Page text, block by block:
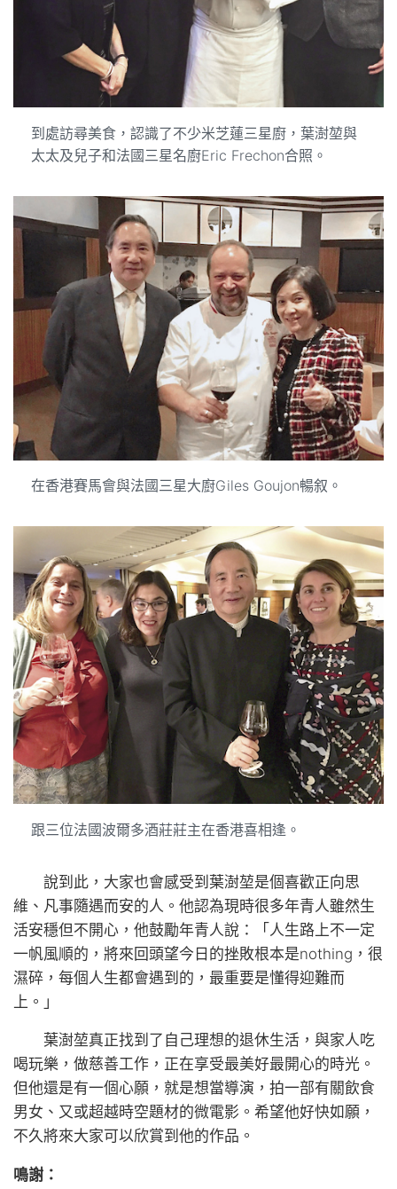
到處訪尋美食，認識了不少米芝蓮三星廚，葉澍堃與
太太及兒子和法國三星名廚Eric Frechon合照。
在香港賽馬會與法國三星大廚Giles Goujon暢叙。
跟三位法國波爾多酒莊莊主在香港喜相逢。
說到此，大家也會感受到葉澍堃是個喜歡正向思
維、凡事隨遇而安的人。他認為現時很多年青人雖然生
活安穩但不開心，他鼓勵年青人說：「人生路上不一定
一帆風順的，將來回頭望今日的挫敗根本是nothing，很
濕碎，每個人生都會遇到的，最重要是懂得迎難而
上。」
葉澍堃真正找到了自己理想的退休生活，與家人吃
喝玩樂，做慈善工作，正在享受最美好最開心的時光。
但他還是有一個心願，就是想當導演，拍一部有關飲食
男女、又或超越時空題材的微電影。希望他好快如願，
不久將來大家可以欣賞到他的作品。
鳴謝：